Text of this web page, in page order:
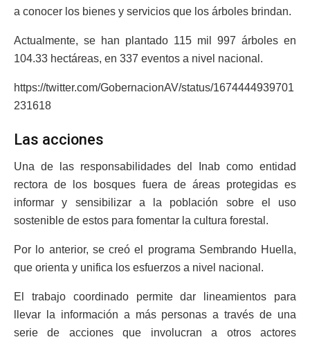
a conocer los bienes y servicios que los árboles brindan.
Actualmente, se han plantado 115 mil 997 árboles en
104.33 hectáreas, en 337 eventos a nivel nacional.
https://twitter.com/GobernacionAV/status/1674444939701
231618
Las acciones
Una de las responsabilidades del Inab como entidad
rectora de los bosques fuera de áreas protegidas es
informar y sensibilizar a la población sobre el uso
sostenible de estos para fomentar la cultura forestal.
Por lo anterior, se creó el programa Sembrando Huella,
que orienta y unifica los esfuerzos a nivel nacional.
El trabajo coordinado permite dar lineamientos para
llevar la información a más personas a través de una
serie de acciones que involucran a otros actores